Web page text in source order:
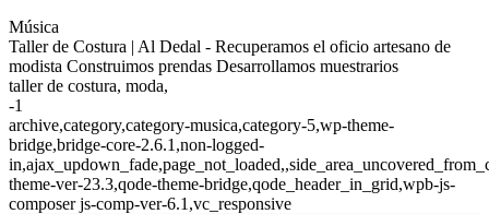
Música
Taller de Costura | Al Dedal - Recuperamos el oficio artesano de
modista Construimos prendas Desarrollamos muestrarios
taller de costura, moda,
-1
archive,category,category-musica,category-5,wp-theme-
bridge,bridge-core-2.6.1,non-logged-
theme-ver-23.3,qode-theme-bridge,qode_header_in_grid,wpb-js-
composer js-comp-ver-6.1,vc_responsive